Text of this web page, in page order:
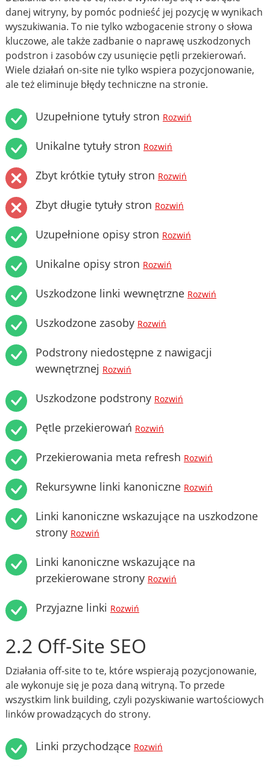
danej witryny, by pomóc podnieść jej pozycję w wynikach
wyszukiwania. To nie tylko wzbogacenie strony o słowa
kluczowe, ale także zadbanie o naprawę uszkodzonych
podstron i zasobów czy usunięcie pętli przekierowań.
Wiele działań on-site nie tylko wspiera pozycjonowanie,
ale też eliminuje błędy techniczne na stronie.
Uzupełnione tytuły stron Rozwiń
Unikalne tytuły stron Rozwiń
Zbyt krótkie tytuły stron Rozwiń
Zbyt długie tytuły stron Rozwiń
Uzupełnione opisy stron Rozwiń
Unikalne opisy stron Rozwiń
Uszkodzone linki wewnętrzne Rozwiń
Uszkodzone zasoby Rozwiń
Podstrony niedostępne z nawigacji
wewnętrznej Rozwiń
Uszkodzone podstrony Rozwiń
Pętle przekierowań Rozwiń
Przekierowania meta refresh Rozwiń
Rekursywne linki kanoniczne Rozwiń
Linki kanoniczne wskazujące na uszkodzone
strony Rozwiń
Linki kanoniczne wskazujące na
przekierowane strony Rozwiń
Przyjazne linki Rozwiń
2.2 Off-Site SEO
Działania off-site to te, które wspierają pozycjonowanie,
ale wykonuje się je poza daną witryną. To przede
wszystkim link building, czyli pozyskiwanie wartościowych
linków prowadzących do strony.
Linki przychodzące Rozwiń